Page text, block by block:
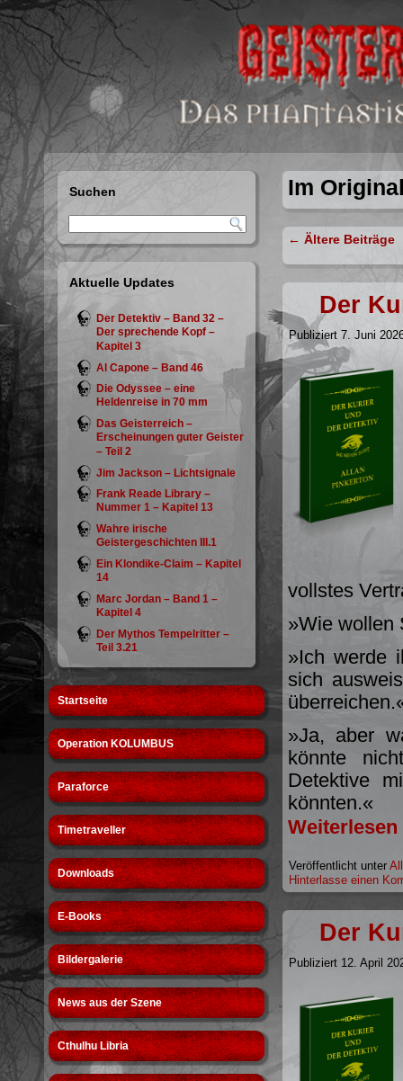
Suchen
Aktuelle Updates
Der Detektiv – Band 32 –
Der sprechende Kopf –
Kapitel 3
Al Capone – Band 46
Die Odyssee – eine
Heldenreise in 70 mm
Das Geisterreich –
Erscheinungen guter Geister
– Teil 2
Jim Jackson – Lichtsignale
Frank Reade Library –
Nummer 1 – Kapitel 13
Wahre irische
Geistergeschichten III.1
Ein Klondike-Claim – Kapitel
14
Marc Jordan – Band 1 –
Kapitel 4
Der Mythos Tempelritter –
Teil 3.21
Startseite
Operation KOLUMBUS
Paraforce
Timetraveller
Downloads
E-Books
Bildergalerie
News aus der Szene
Cthulhu Libria
Im
← Ältere Beiträge
Der
Publiziert 7. Juni
vollstes
»Wie wollen
»Ich werde
sich
»Ja, aber
könnte
Detektive
könnten.«
Weiterlesen
Veröffentlicht unter
Hinterlasse einen
Der
Publiziert 12. April